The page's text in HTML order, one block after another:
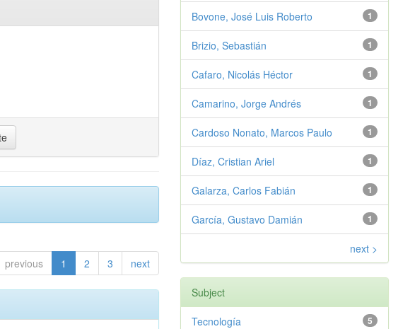
previous 1 2 3 next
1
Bovone, José Luis Roberto
1
Brizio, Sebastián
1
Cafaro, Nicolás Héctor
1
Camarino, Jorge Andrés
1
Cardoso Nonato, Marcos Paulo
1
Díaz, Cristian Ariel
1
Galarza, Carlos Fabián
1
García, Gustavo Damián
next >
Subject
5
Tecnología